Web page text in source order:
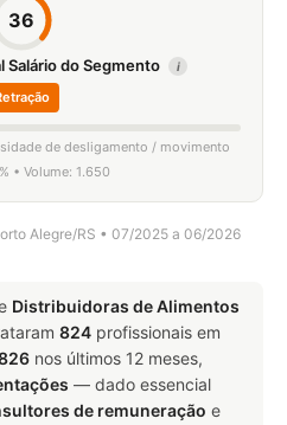
36
Salário do Segmento i
de desligamento / movimento
• Volume: 1.650
Alegre/RS • 07/2025 a 06/2026
Distribuidoras de Alimentos
824 profissionais em
nos últimos 12 meses,
— dado essencial
de remuneração e